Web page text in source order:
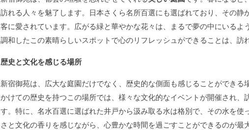
訪れる人々を魅了します。日本さくら名所百選にも選ばれており、その静
客に愛されています。広がる緑と華やかな花々は、まるで夢の中にいるよ
調和したこの素晴らしいスポットで心のリフレッシュができることは、訪
歴史と文化を感じる場所
新宿御苑は、広大な庭園だけでなく、歴史的な側面も感じることができる
かけての歴史を持つこの場所では、様々な文化的なイベントが開催され、
す。特に、名水百選に選ばれた井戸から汲み取る水は格別で、その水を使
さと文化の香りを感じながら、心豊かな時間を過ごすことができるのが最